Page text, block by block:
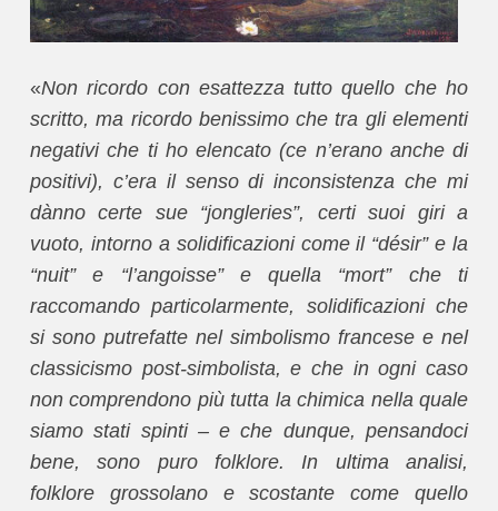
«Non ricordo con esattezza tutto quello che ho
scritto, ma ricordo benissimo che tra gli elementi
negativi che ti ho elencato (ce n’erano anche di
positivi), c’era il senso di inconsistenza che mi
dànno certe sue “jongleries”, certi suoi giri a
vuoto, intorno a solidificazioni come il “désir” e la
“nuit” e “l’angoisse” e quella “mort” che ti
raccomando particolarmente, solidificazioni che
si sono putrefatte nel simbolismo francese e nel
classicismo post-simbolista, e che in ogni caso
non comprendono più tutta la chimica nella quale
siamo stati spinti – e che dunque, pensandoci
bene, sono puro folklore. In ultima analisi,
folklore grossolano e scostante come quello